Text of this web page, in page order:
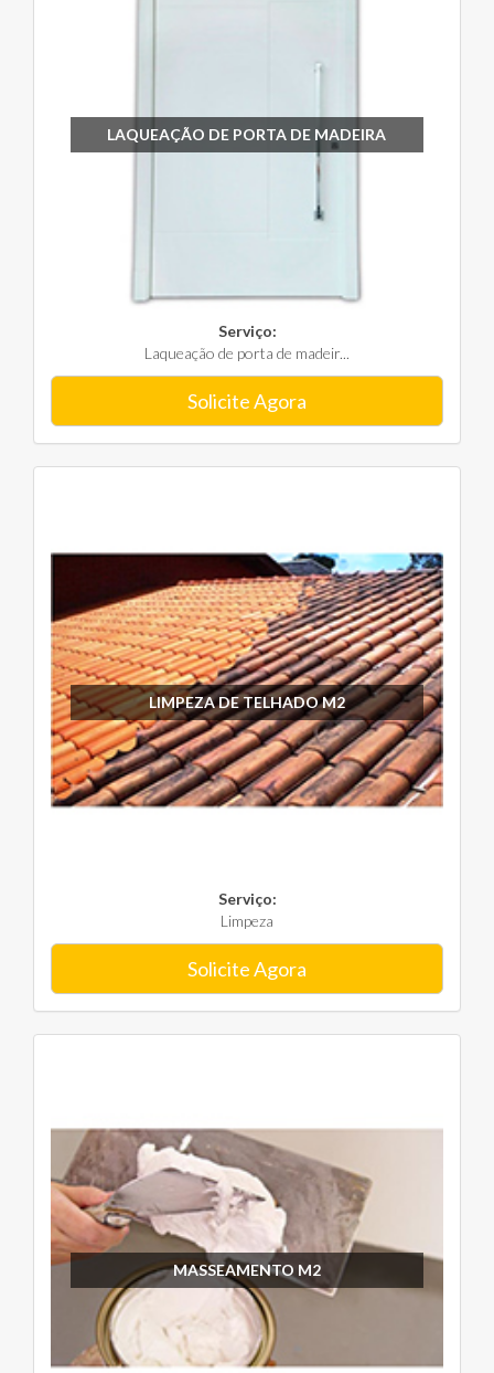
LAQUEAÇÃO DE PORTA DE MADEIRA
Serviço:
Laqueação de porta de madeir...
Solicite Agora
LIMPEZA DE TELHADO M2
Serviço:
Limpeza
Solicite Agora
MASSEAMENTO M2